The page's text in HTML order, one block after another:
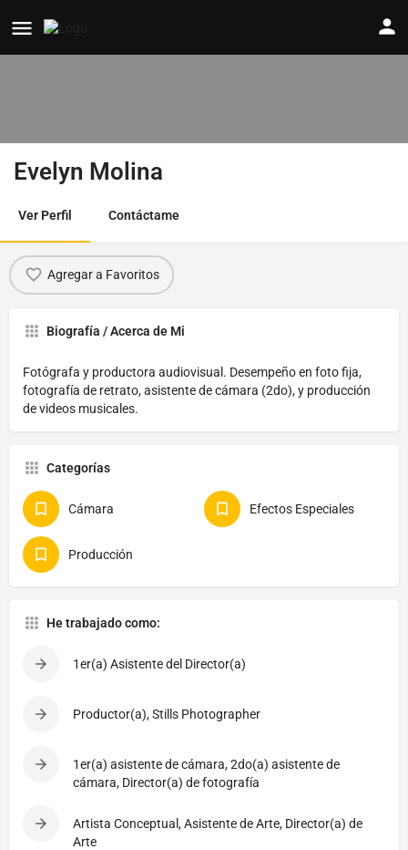
Evelyn Molina
Ver Perfil Contáctame
Agregar a Favoritos
Biografía / Acerca de Mi
Fotógrafa y productora audiovisual. Desempeño en foto fija,
fotografía de retrato, asistente de cámara (2do), y producción
de videos musicales.
Categorías
Cámara Efectos Especiales
Producción
He trabajado como:
1er(a) Asistente del Director(a)
Productor(a), Stills Photographer
1er(a) asistente de cámara, 2do(a) asistente de
cámara, Director(a) de fotografía
Artista Conceptual, Asistente de Arte, Director(a) de
Arte